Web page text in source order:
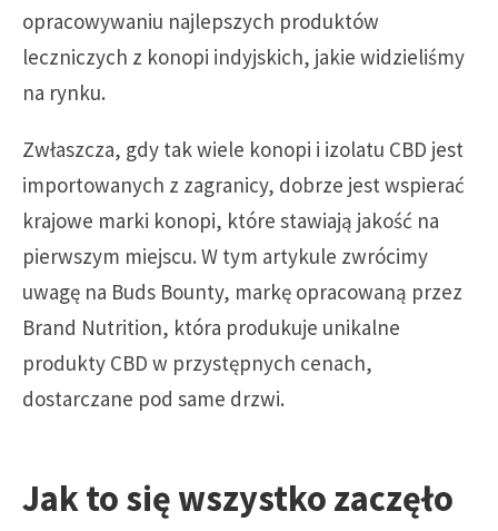
opracowywaniu najlepszych produktów
leczniczych z konopi indyjskich, jakie widzieliśmy
na rynku.
Zwłaszcza, gdy tak wiele konopi i izolatu CBD jest
importowanych z zagranicy, dobrze jest wspierać
krajowe marki konopi, które stawiają jakość na
pierwszym miejscu. W tym artykule zwrócimy
uwagę na Buds Bounty, markę opracowaną przez
Brand Nutrition, która produkuje unikalne
produkty CBD w przystępnych cenach,
dostarczane pod same drzwi.
Jak to się wszystko zaczęło